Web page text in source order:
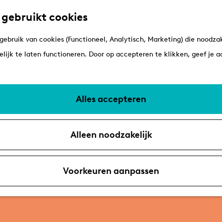
cookies
van cookies (Functioneel, Analytisch, Marketing) die
te laten functioneren. Door op accepteren te klikken, geef je
Alles accepteren
Alleen noodzakelijk
Voorkeuren aanpassen